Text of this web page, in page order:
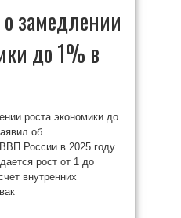
замедлении
до 1% в
роста экономики до
об
России в 2025 году
рост от 1 до
внутренних